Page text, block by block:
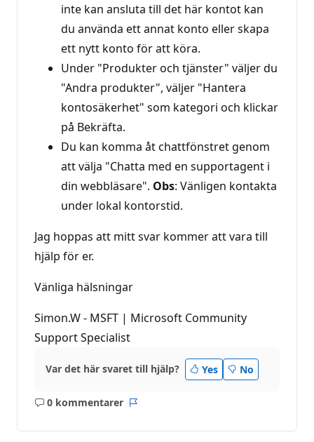
inte kan ansluta till det här kontot kan
du använda ett annat konto eller skapa
ett nytt konto för att köra.
Under "Produkter och tjänster" väljer du
"Andra produkter", väljer "Hantera
kontosäkerhet" som kategori och klickar
på Bekräfta.
Du kan komma åt chattfönstret genom
att välja "Chatta med en supportagent i
din webbläsare". Obs: Vänligen kontakta
under lokal kontorstid.
Jag hoppas att mitt svar kommer att vara till
hjälp för er.
Vänliga hälsningar
Simon.W - MSFT | Microsoft Community
Support Specialist
Var det här svaret till hjälp? Yes No
0 kommentarer
Inga